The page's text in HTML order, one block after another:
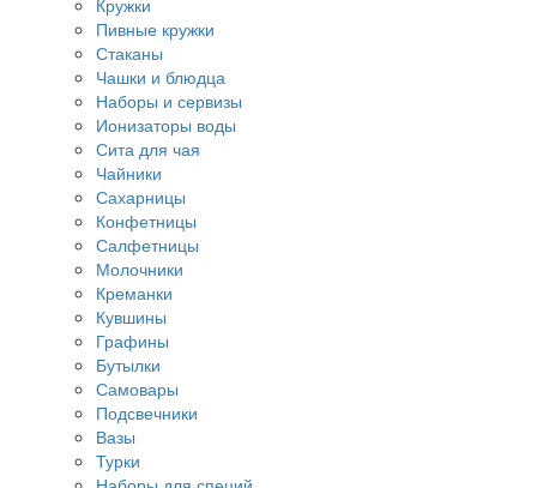
Кружки
Пивные кружки
Стаканы
Чашки и блюдца
Наборы и сервизы
Ионизаторы воды
Сита для чая
Чайники
Сахарницы
Конфетницы
Салфетницы
Молочники
Креманки
Кувшины
Графины
Бутылки
Самовары
Подсвечники
Вазы
Турки